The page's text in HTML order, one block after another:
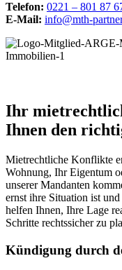
Telefon: 0221 – 801 87
E-Mail: info@mth-
Ihr
Ihnen den
Mietrechtliche Konflikte
Wohnung, Ihr Eigentum
unserer Mandanten
ernst ihre Situation ist
helfen Ihnen, Ihre Lage
Schritte rechtssicher zu
Kündigung durch